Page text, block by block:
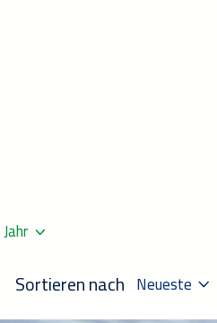
Jahr
Sortieren nach Neueste